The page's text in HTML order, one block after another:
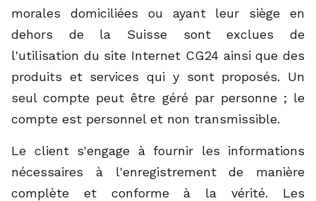
morales domiciliées ou ayant leur siège en
dehors de la Suisse sont exclues de
l'utilisation du site Internet CG24 ainsi que des
produits et services qui y sont proposés. Un
seul compte peut être géré par personne ; le
compte est personnel et non transmissible.
Le client s'engage à fournir les informations
nécessaires à l'enregistrement de manière
complète et conforme à la vérité. Les